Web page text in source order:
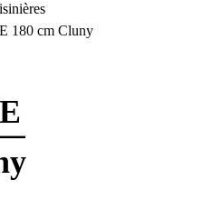
180 cm Cluny